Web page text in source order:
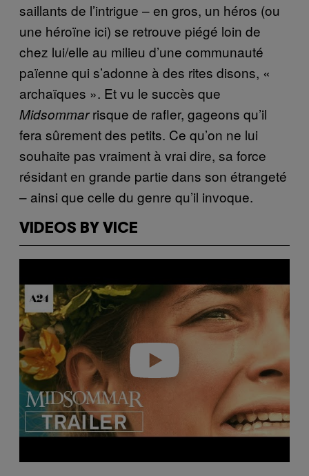
saillants de l’intrigue – en gros, un héros (ou
une héroïne ici) se retrouve piégé loin de
chez lui/elle au milieu d’une communauté
païenne qui s’adonne à des rites disons, «
archaïques ». Et vu le succès que
Midsommarrisque de rafler, gageons qu’il
fera sûrement des petits. Ce qu’on ne lui
souhaite pas vraiment à vrai dire, sa force
résidant en grande partie dans son étrangeté
– ainsi que celle du genre qu’il invoque.
VIDEOS BY VICE
Play video